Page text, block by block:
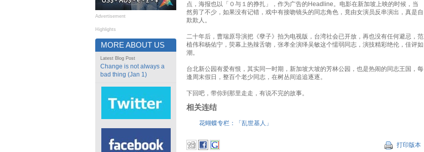
Advertisement
Highlights
MORE ABOUT US
Latest Blog Post
Change is not always a
bad thing (Jan 1)
点，海报也以「０与１的挣扎」，作为广告的Headline。电影在新加坡上映的时候，当
然剪了不少，如果没有记错，戏中有接吻镜头的同志角色，竟由女演员反串演出，真是自
欺欺人。
二十年后，曹瑞原导演把《孽子》拍为电视版，台湾社会已开放，再也没有任何避忌，范
植伟和杨佑宁，荧幕上热辣舌吻，张孝全演绎吴敏这个懦弱同志，演技精彩绝伦，佳评如
潮。
台北新公园有爱有恨，其实同一时期，新加坡大坡的芳林公园，也是热闹的同志王国，每
逢周末假日，整百个老少同志，在树丛间追追逐逐。
下回吧，带你到那里走走，有说不完的故事。
相关连结
花蝴蝶专栏：「乱世基人」
打印版本